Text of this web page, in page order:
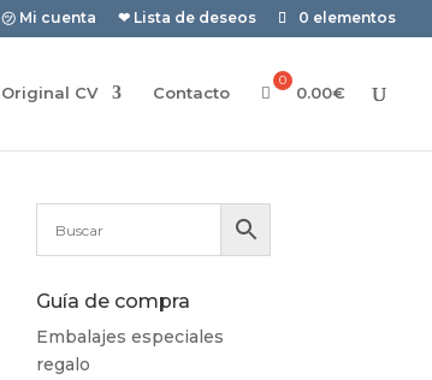
㋡ Mi cuenta ❤ Lista de deseos 0 elementos
Original CV Contacto 0.00€
Guía de compra
Embalajes especiales
regalo